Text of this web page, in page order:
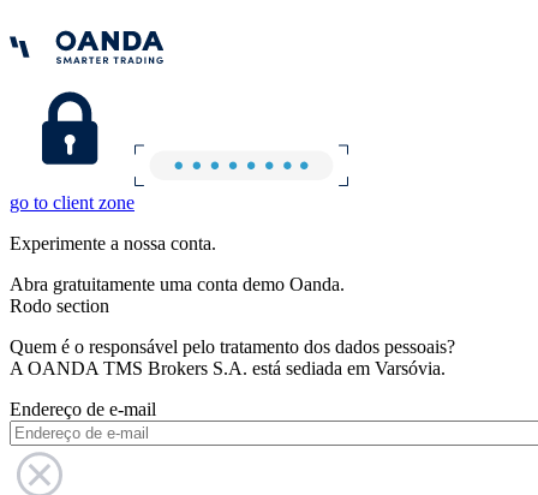
go to client zone
Experimente a nossa conta.
Abra gratuitamente uma conta demo Oanda.
Rodo section
Quem é o responsável pelo tratamento dos dados pessoais?
A OANDA TMS Brokers S.A. está sediada em Varsóvia.
Endereço de e-mail